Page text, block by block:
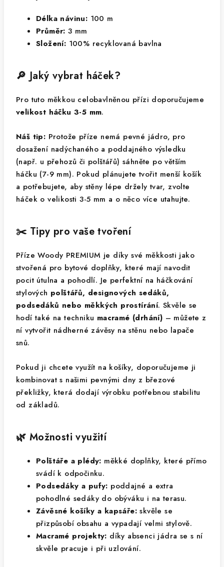
Délka návinu: 100 m
Průměr: 3 mm
Složení: 100% recyklovaná bavlna
🔎 Jaký vybrat háček?
Pro tuto měkkou celobavlněnou přízi doporučujeme
velikost háčku 3-5 mm.
Náš tip: Protože příze nemá pevné jádro, pro
dosažení nadýchaného a poddajného výsledku
(např. u přehozů či polštářů) sáhněte po větším
háčku (7-9 mm). Pokud plánujete tvořit menší košík
a potřebujete, aby stěny lépe držely tvar, zvolte
háček o velikosti 3-5 mm a o něco více utahujte.
✂️ Tipy pro vaše tvoření
Příze Woody PREMIUM je díky své měkkosti jako
stvořená pro bytové doplňky, které mají navodit
pocit útulna a pohodlí. Je perfektní na háčkování
stylových polštářů, designových sedáků,
podsedáků nebo měkkých prostírání. Skvěle se
hodí také na techniku macramé (drhání) – můžete z
ní vytvořit nádherné závěsy na stěnu nebo lapače
snů.
Pokud ji chcete využít na košíky, doporučujeme ji
kombinovat s našimi pevnými dny z březové
překližky, která dodají výrobku potřebnou stabilitu
od základů.
🌿 Možnosti využití
Polštáře a plédy: měkké doplňky, které přímo
svádí k odpočinku.
Podsedáky a pufy: poddajné a extra
pohodlné sedáky do obýváku i na terasu.
Závěsné košíky a kapsáře: skvěle se
přizpůsobí obsahu a vypadají velmi stylově.
Macramé projekty: díky absenci jádra se s ní
skvěle pracuje i při uzlování.